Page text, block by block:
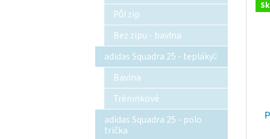
Půl zip
Bez zipu - bavlna
adidas Squadra 25 - tepláky
Bavlna
Tréninkové
adidas Squadra 25 - polo
trička